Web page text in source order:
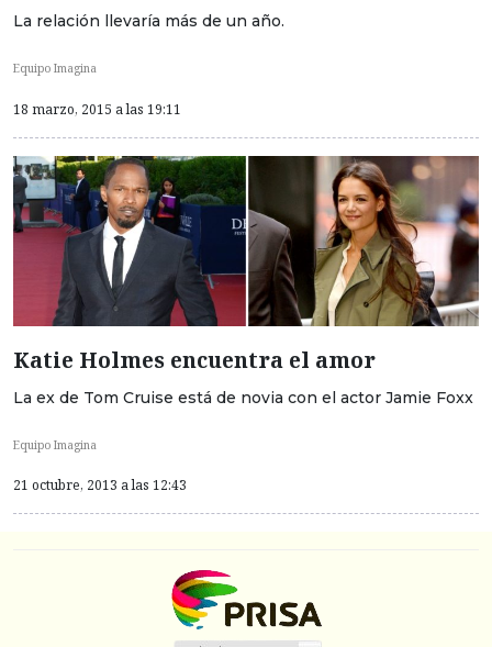
La relación llevaría más de un año.
Equipo Imagina
18 marzo, 2015 a las 19:11
Katie Holmes encuentra el amor
La ex de Tom Cruise está de novia con el actor Jamie Foxx
Equipo Imagina
21 octubre, 2013 a las 12:43